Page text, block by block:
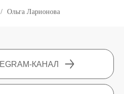
/ Ольга Ларионова
КАНАЛ